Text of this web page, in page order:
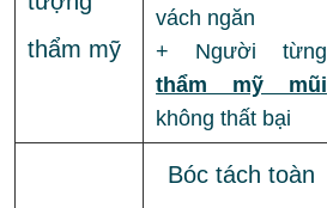
thẩm mỹ
vách ngăn
+ Người từng
thẩm mỹ mũi
không thất bại
Bóc tách toàn